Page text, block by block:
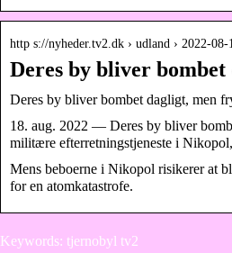
http s://nyheder.tv2.dk › udland › 2022-08-
Deres by bliver
Deres by bliver bombet dagligt, men
18. aug. 2022 — Deres by bliver
militære efterretningstjeneste i
Mens beboerne i Nikopol risikerer at
for en atomkatastrofe.
Keywords: tjernobyl tv2